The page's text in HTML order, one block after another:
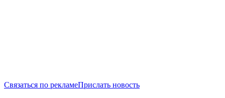
Связаться по рекламеПрислать новость